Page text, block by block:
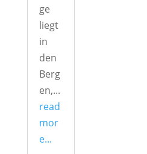
ge
liegt
in
den
Berg
en,...
read
mor
e...